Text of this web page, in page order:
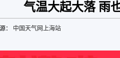
气温大起大落 雨
： 中国天气网上海站